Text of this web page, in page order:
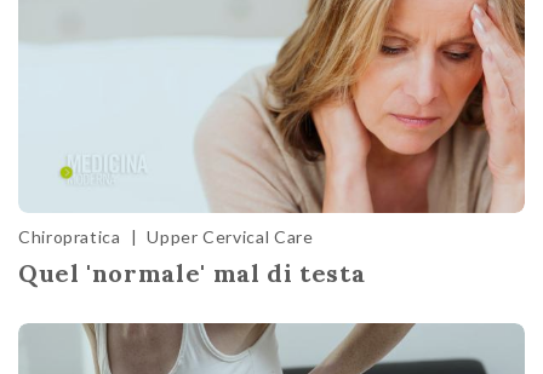
Chiropratica | Upper Cervical Care
Quel 'normale' mal di testa